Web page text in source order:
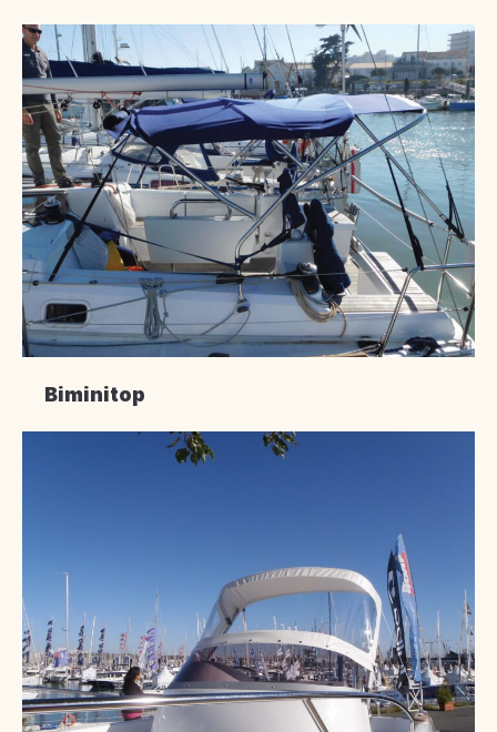
Biminitop